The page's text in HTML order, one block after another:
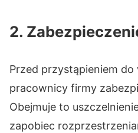
2.
Przed przystąpieniem do
pracownicy firmy
Obejmuje to
zapobiec